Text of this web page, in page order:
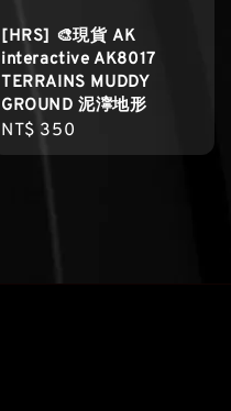
[HRS] 🎨現貨 AK
interactive AK8017
TERRAINS MUDDY
GROUND 泥濘地形
Regular
price
NT$ 350